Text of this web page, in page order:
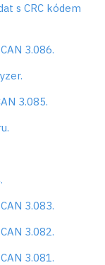
s CRC kódem
3.086.
3.085.
3.083.
3.082.
3.081.